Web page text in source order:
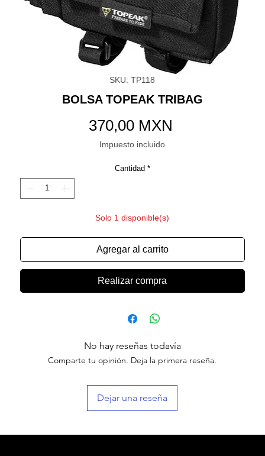
SKU: TP118
BOLSA TOPEAK TRIBAG
370,00 MXN
Impuesto incluido
Cantidad *
Solo 1 disponible(s)
Agregar al carrito
Realizar compra
No hay reseñas todavía
Comparte tu opinión. Deja la primera reseña.
Dejar una reseña